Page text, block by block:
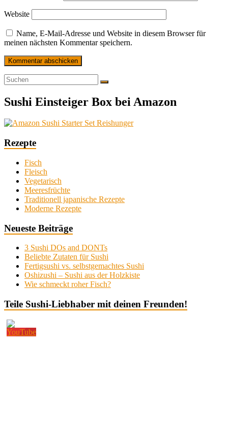
Website
Name, E-Mail-Adresse und Website in diesem Browser für
meinen nächsten Kommentar speichern.
Sushi Einsteiger Box bei Amazon
Rezepte
Fisch
Fleisch
Vegetarisch
Meeresfrüchte
Traditionell japanische Rezepte
Moderne Rezepte
Neueste Beiträge
3 Sushi DOs and DONTs
Beliebte Zutaten für Sushi
Fertigsushi vs. selbstgemachtes Sushi
Oshizushi – Sushi aus der Holzkiste
Wie schmeckt roher Fisch?
Teile Sushi-Liebhaber mit deinen Freunden!